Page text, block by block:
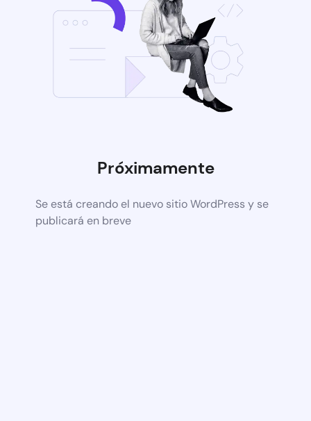
Próximamente
Se está creando el nuevo sitio WordPress y se
publicará en breve